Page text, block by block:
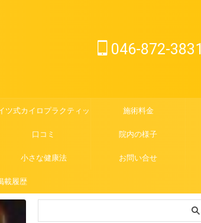
046-872-3831
ツ式カイロプラクティック 施術料金
口コミ 院内の様子
小さな健康法 お問い合せ
載履歴